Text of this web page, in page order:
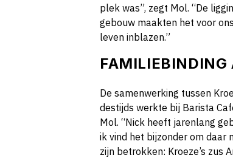
plek was”, zegt Mol. “De
gebouw maakten het voor
leven inblazen.”
De samenwerking tussen
destijds werkte bij Barista
Mol. “Nick heeft jarenlang
ik vind het bijzonder om daar
zijn betrokken: Kroeze’s zus